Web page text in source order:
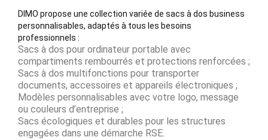
DIMO propose une collection variée de sacs à dos business
personnalisables, adaptés à tous les besoins
professionnels :
Sacs à dos pour ordinateur portable avec
compartiments rembourrés et protections renforcées ;
Sacs à dos multifonctions pour transporter
documents, accessoires et appareils électroniques ;
Modèles personnalisables avec votre logo, message
ou couleurs d’entreprise ;
Sacs écologiques et durables pour les structures
engagées dans une démarche RSE.